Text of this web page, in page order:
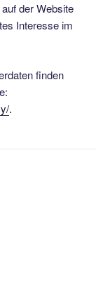
der Website
Interesse im
finden
.